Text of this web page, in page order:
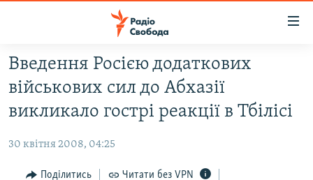
Перейти
до
основного
матеріалу
до
РАДІО СВОБОДА – 70 РОКІВ
ПОЛІТИКА
ЕКОНОМІКА
ВІЙНА
РОСІЙСЬКА «ФІЛЬТРАЦІЯ»
Введення Росією додаткових
військових сил до Абхазії
викликало гострі реакції в Тбілісі
30 квітня 2008, 04:25
Поділитись Читати без VPN